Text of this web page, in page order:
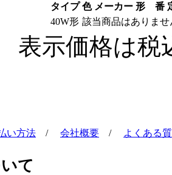
タイプ 色 メーカー 形 番
40W形 該当商品はありませ
表示価格は税
い方法 / 会社概要 / よくある
て